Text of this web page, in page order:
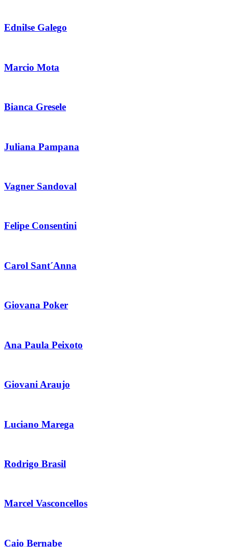
Ednilse Galego
Marcio Mota
Bianca Gresele
Juliana Pampana
Vagner Sandoval
Felipe Consentini
Carol Sant´Anna
Giovana Poker
Ana Paula Peixoto
Giovani Araujo
Luciano Marega
Rodrigo Brasil
Marcel Vasconcellos
Caio Bernabe